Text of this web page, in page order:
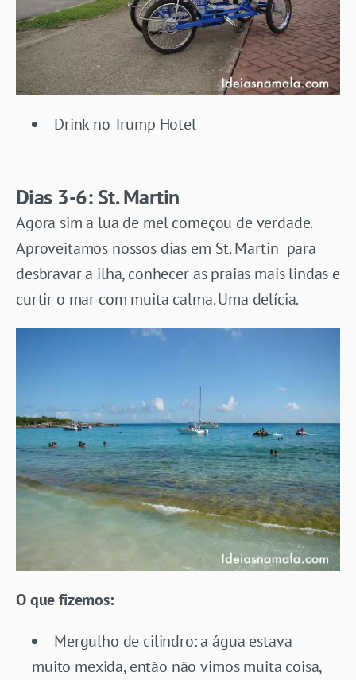
Drink no Trump Hotel
Dias 3-6: St. Martin
Agora sim a lua de mel começou de verdade.
Aproveitamos nossos dias em St. Martin para
desbravar a ilha, conhecer as praias mais lindas e
curtir o mar com muita calma. Uma delícia.
O que fizemos:
Mergulho de cilindro: a água estava
muito mexida, então não vimos muita coisa,